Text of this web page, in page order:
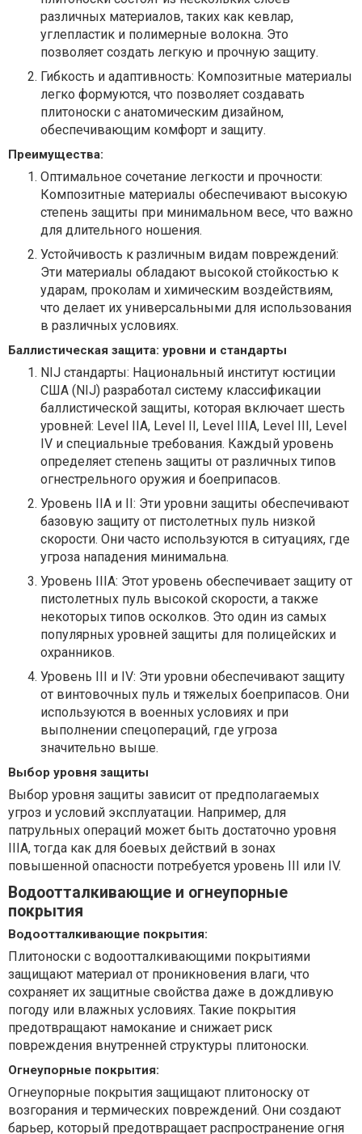
различных материалов, таких как кевлар,
углепластик и полимерные волокна. Это
позволяет создать легкую и прочную защиту.
Гибкость и адаптивность: Композитные материалы
легко формуются, что позволяет создавать
плитоноски с анатомическим дизайном,
обеспечивающим комфорт и защиту.
Преимущества:
Оптимальное сочетание легкости и прочности:
Композитные материалы обеспечивают высокую
степень защиты при минимальном весе, что важно
для длительного ношения.
Устойчивость к различным видам повреждений:
Эти материалы обладают высокой стойкостью к
ударам, проколам и химическим воздействиям,
что делает их универсальными для использования
в различных условиях.
Баллистическая защита: уровни и стандарты
NIJ стандарты: Национальный институт юстиции
США (NIJ) разработал систему классификации
баллистической защиты, которая включает шесть
уровней: Level IIA, Level II, Level IIIA, Level III, Level
IV и специальные требования. Каждый уровень
определяет степень защиты от различных типов
огнестрельного оружия и боеприпасов.
Уровень IIA и II: Эти уровни защиты обеспечивают
базовую защиту от пистолетных пуль низкой
скорости. Они часто используются в ситуациях, где
угроза нападения минимальна.
Уровень IIIA: Этот уровень обеспечивает защиту от
пистолетных пуль высокой скорости, а также
некоторых типов осколков. Это один из самых
популярных уровней защиты для полицейских и
охранников.
Уровень III и IV: Эти уровни обеспечивают защиту
от винтовочных пуль и тяжелых боеприпасов. Они
используются в военных условиях и при
выполнении спецопераций, где угроза
значительно выше.
Выбор уровня защиты
Выбор уровня защиты зависит от предполагаемых
угроз и условий эксплуатации. Например, для
патрульных операций может быть достаточно уровня
IIIA, тогда как для боевых действий в зонах
повышенной опасности потребуется уровень III или IV.
Водоотталкивающие и огнеупорные
покрытия
Водоотталкивающие покрытия:
Плитоноски с водоотталкивающими покрытиями
защищают материал от проникновения влаги, что
сохраняет их защитные свойства даже в дождливую
погоду или влажных условиях. Такие покрытия
предотвращают намокание и снижает риск
повреждения внутренней структуры плитоноски.
Огнеупорные покрытия:
Огнеупорные покрытия защищают плитоноску от
возгорания и термических повреждений. Они создают
барьер, который предотвращает распространение огня